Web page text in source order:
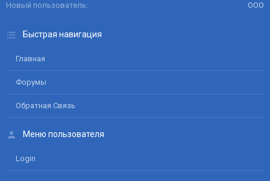
Новый пользователь
ООО
Быстрая навигация
Главная
Форумы
Обратная Связь
Меню пользователя
Login